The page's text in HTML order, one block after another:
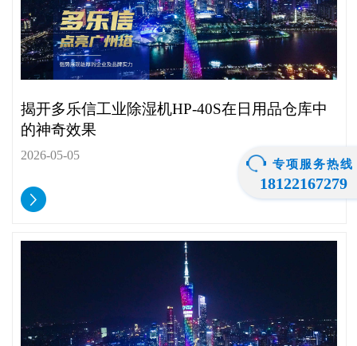
揭开多乐信工业除湿机HP-40S在日用品仓库中
的神奇效果
2026-05-05
专项服务热线
18122167279